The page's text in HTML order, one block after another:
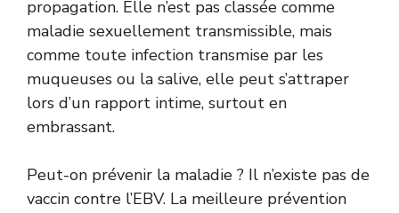
propagation. Elle n’est pas classée comme
maladie sexuellement transmissible, mais
comme toute infection transmise par les
muqueuses ou la salive, elle peut s’attraper
lors d’un rapport intime, surtout en
embrassant.
Peut-on prévenir la maladie ? Il n’existe pas de
vaccin contre l’EBV. La meilleure prévention